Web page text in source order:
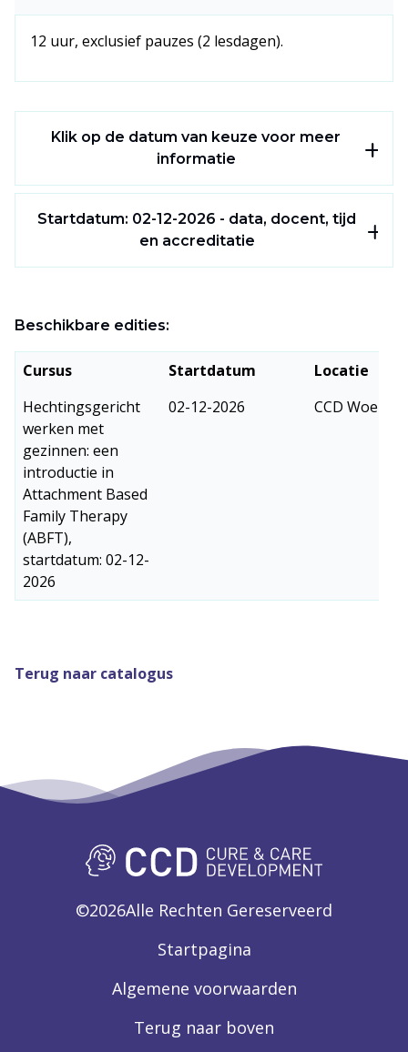
12 uur, exclusief pauzes (2 lesdagen).
Klik op de datum van keuze voor meer
informatie
Hier vind je alle praktische informatie terug, zoals
de datum van de lesdag, de docent, het tijdstip en
de accreditatie die is toegekend.
Startdatum: 02-12-2026 - data, docent, tijd
en accreditatie
Data:
Docenten:Nadia van der Spek
Veldkamp,Esther Lamens
Accreditatie is toegekend door:
NVRG: 20 punten nascholingscursus
K&J NIP/NVO: 12 punten (K&J herregistratie
Beschikbare edities:
Cursus Startdatum
Locatie
Hechtingsgericht
werken met
gezinnen: een
introductie in
Attachment Based
Family Therapy
(ABFT),
startdatum: 02-12-
2026
02-12-2026 CCD
Terug naar catalogus
©2026Alle Rechten Gereserveerd
Startpagina
Algemene voorwaarden
Terug naar boven